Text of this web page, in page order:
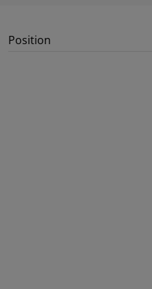
Position